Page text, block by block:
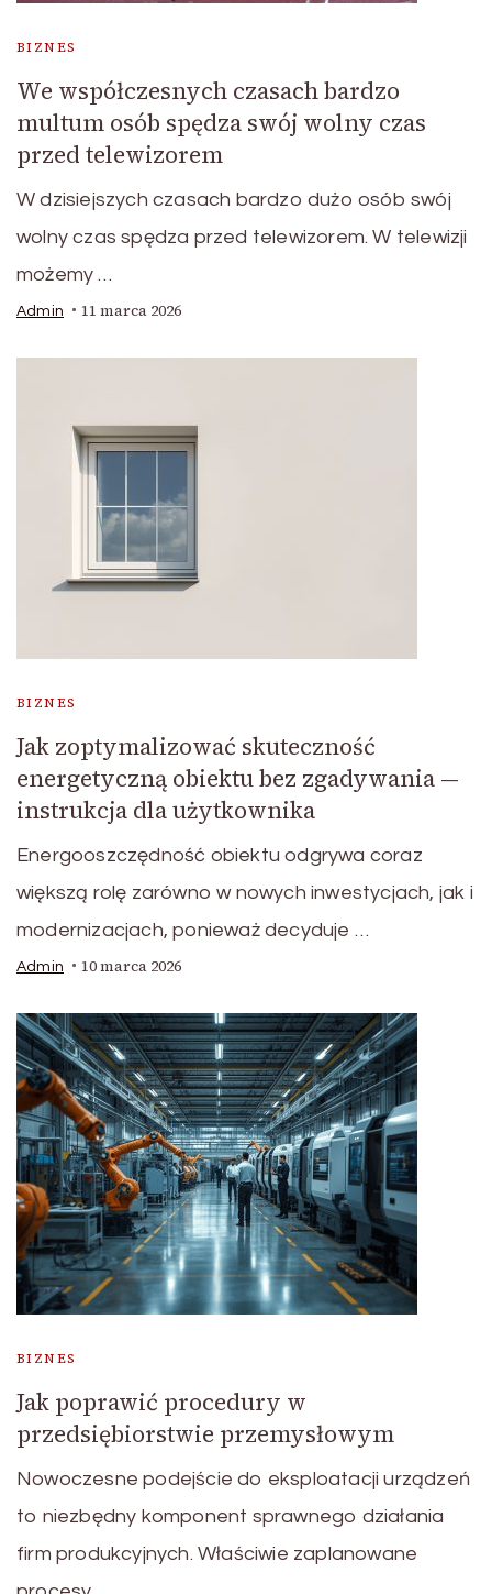
BIZNES
We współczesnych czasach bardzo
multum osób spędza swój wolny czas
przed telewizorem
W dzisiejszych czasach bardzo dużo osób swój
wolny czas spędza przed telewizorem. W telewizji
możemy …
Admin 11 marca 2026
BIZNES
Jak zoptymalizować skuteczność
energetyczną obiektu bez zgadywania —
instrukcja dla użytkownika
Energooszczędność obiektu odgrywa coraz
większą rolę zarówno w nowych inwestycjach, jak i
modernizacjach, ponieważ decyduje …
Admin 10 marca 2026
BIZNES
Jak poprawić procedury w
przedsiębiorstwie przemysłowym
Nowoczesne podejście do eksploatacji urządzeń
to niezbędny komponent sprawnego działania
firm produkcyjnych. Właściwie zaplanowane